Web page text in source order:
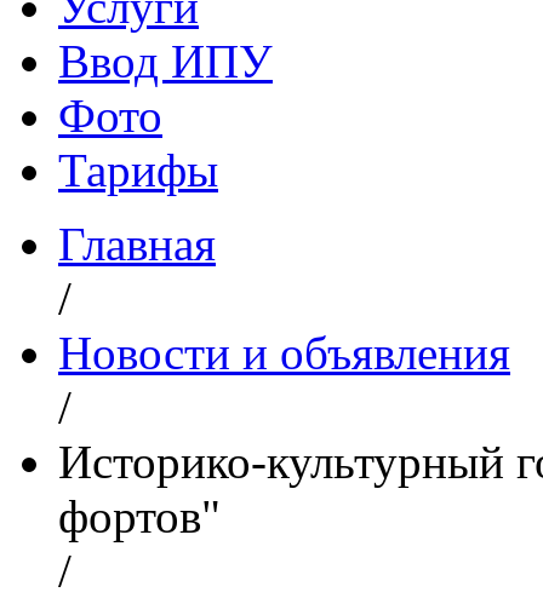
Ввод ИПУ
Фото
Тарифы
Главная
/
Новости и объявления
/
Историко-культурный
фортов"
/